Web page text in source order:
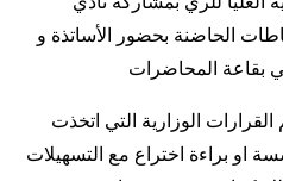
الحاضنة بحضور الأساتذة و
بقاعة المحاضرات
الوزارية التي اتخذت
او براءة اختراع مع التسهيلات